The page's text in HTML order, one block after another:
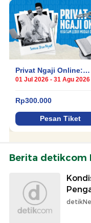
Berita detikcom